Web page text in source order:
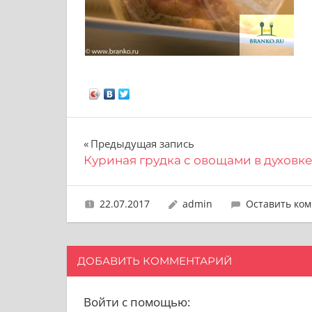
Навигация
по
записям
Предыдущая запись
Куриная грудка с овощами в духовке
22.07.2017 admin Оставить
ДОБАВИТЬ КОММЕНТАРИЙ
Войти с помощью: